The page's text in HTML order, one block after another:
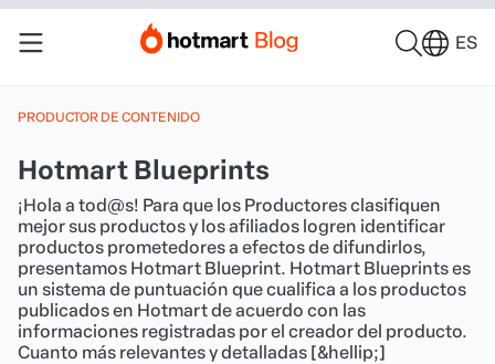
ES
PRODUCTOR DE CONTENIDO
Hotmart Blueprints
¡Hola a tod@s! Para que los Productores clasifiquen
mejor sus productos y los afiliados logren identificar
productos prometedores a efectos de difundirlos,
presentamos Hotmart Blueprint. Hotmart Blueprints es
un sistema de puntuación que cualifica a los productos
publicados en Hotmart de acuerdo con las
informaciones registradas por el creador del producto.
Cuanto más relevantes y detalladas [&hellip;]